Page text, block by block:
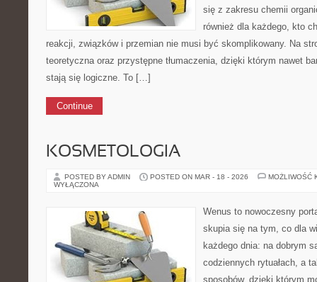
się z zakresu chemii
również dla każdego, kto
reakcji, związków i przemian nie musi być skomplikowany. Na
teoretyczna oraz przystępne tłumaczenia, dzięki którym nawet
stają się logiczne. To […]
Continue
KOSMETOLOGIA
POSTED BY ADMIN POSTED ON MAR - 18 - 2026
MOŻLIWOŚĆ
WYŁĄCZONA
Wenus to nowoczesny
skupia się na tym, co dla
każdego dnia: na dobrym
codziennych rytuałach, a
sposobów, dzięki którym